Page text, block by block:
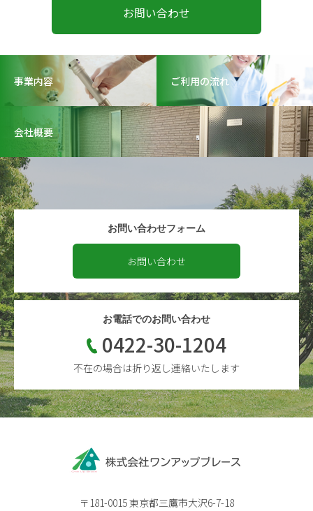
お問い合わせ
事業内容 ご利用の流れ
会社概要
お問い合わせフォーム
お問い合わせ
お電話でのお問い合わせ
0422-30-1204
不在の場合は折り返し連絡いたします
〒181-0015 東京都三鷹市大沢6-7-18